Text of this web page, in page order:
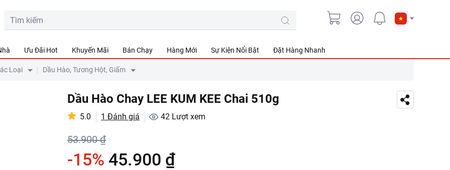
Ưu Đãi Hot Khuyến Mãi Bán Chạy Hàng Mới Sự Kiện Nổi Bật Đặt Hàng Nhanh
Loại Dầu Hào, Tương Hột, Giấm
Dầu Hào Chay LEE KUM KEE Chai 510g
5.0 1 Đánh giá 42 Lượt xem
53.900 ₫
-15% 45.900 ₫